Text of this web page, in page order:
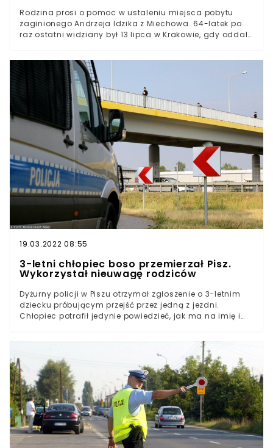
Rodzina prosi o pomoc w ustaleniu miejsca pobytu
zaginionego Andrzeja Idzika z Miechowa. 64-latek po
raz ostatni widziany był 13 lipca w Krakowie, gdy oddalił
w okolicy południa pan Andrzej czekał na przyjęcie na
oddział neurologiczny w szpitalu im. Dietla przy ulicy
Skarbowej w Krakowie.64-latka poszukuje Policja.
Zaginiony jest bowiem niezdolny do samodzielnej
egzystencji, ponieważ cierpi na zaniki pamięci.
19.03.2022 08:55
3-letni chłopiec boso przemierzał Pisz.
Wykorzystał nieuwagę rodziców
Dyżurny policji w Piszu otrzymał zgłoszenie o 3-letnim
dziecku próbującym przejść przez jedną z jezdni.
Chłopiec potrafił jedynie powiedzieć, jak ma na imię i
sama.Sytuacja, do której doszło w Piszu w woj.
warmińsko-mazurskim, mogła zakończyć się
tragicznie. 3-letnie dziecko samotnie przemierzało ulice
miasta.Uwagę na dziecko bez opieki dorosłych zwrócili
kierowcy oraz przechodnie. To właśnie oni zaalarmowali
policję. Na przejściu dla pieszych przy ul.
Czerniawskiego pojawili się funkcjonariusze.